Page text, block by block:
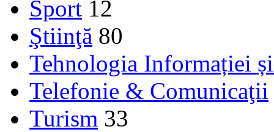
Sport 12
Ştiinţă 80
Tehnologia Informației
Telefonie & Comunicaţii
Turism 33